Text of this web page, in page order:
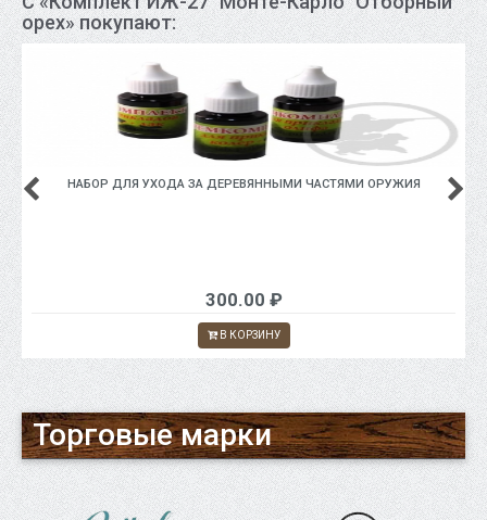
орех» покупают:
НАБОР ДЛЯ УХОДА ЗА ДЕРЕВЯННЫМИ ЧАСТЯМИ ОРУЖИЯ
300.00 ₽
В КОРЗИНУ
Торговые марки